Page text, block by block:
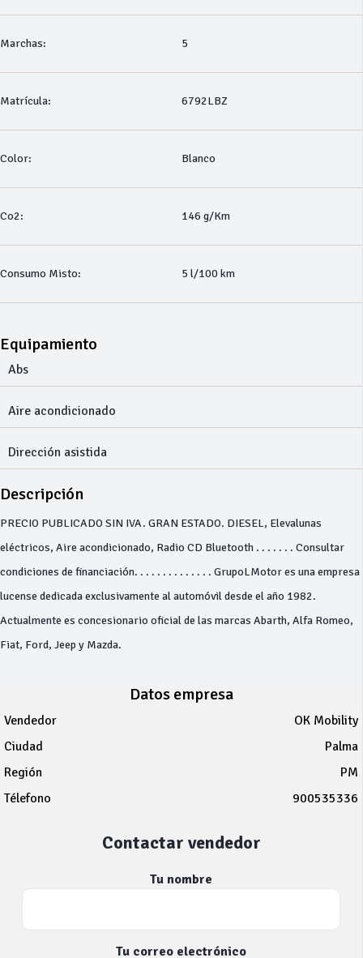
Marchas: 5
Matrícula: 6792LBZ
Color: Blanco
Co2: 146 g/Km
Consumo Misto: 5 l/100 km
Equipamiento
Abs
Aire acondicionado
Dirección asistida
Descripción
PRECIO PUBLICADO SIN IVA. GRAN ESTADO. DIESEL, Elevalunas
eléctricos, Aire acondicionado, Radio CD Bluetooth . . . . . . . Consultar
condiciones de financiación. . . . . . . . . . . . . . GrupoLMotor es una empresa
lucense dedicada exclusivamente al automóvil desde el año 1982.
Actualmente es concesionario oficial de las marcas Abarth, Alfa Romeo,
Fiat, Ford, Jeep y Mazda.
Datos empresa
Vendedor
OK Mobility
Ciudad
Palma
Región
PM
Télefono
900535336
Contactar vendedor
Tu nombre
Tu correo electrónico